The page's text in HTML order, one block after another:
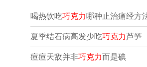
喝热饮吃巧克力哪种止治痛经方
夏季结石病高发少吃巧克力芦笋
痘痘天敌并非巧克力而是碘